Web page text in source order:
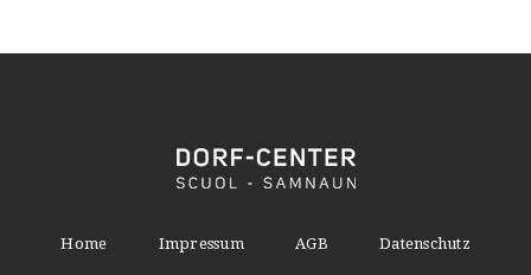
Home Impressum AGB Datenschutz